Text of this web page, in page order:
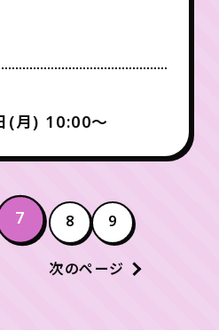
(月) 10:00〜
7 8 9
次のページ